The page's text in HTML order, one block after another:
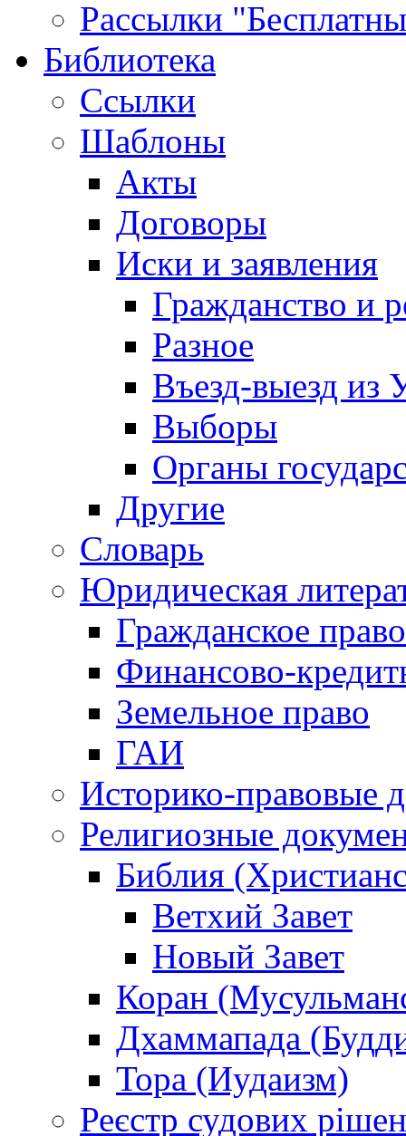
Рассылки
Библиотека
Ссылки
Шаблоны
Акты
Договоры
Иски и заявления
Гражданство и
Разное
Въезд-выезд из
Выборы
Органы
Другие
Словарь
Юридическая
Гражданское право
Финансово-
Земельное право
ГАИ
Историко-правовые
Религиозные
Библия
Ветхий Завет
Новый Завет
Коран
Дхаммапада
Тора (Иудаизм)
Реєстр судових